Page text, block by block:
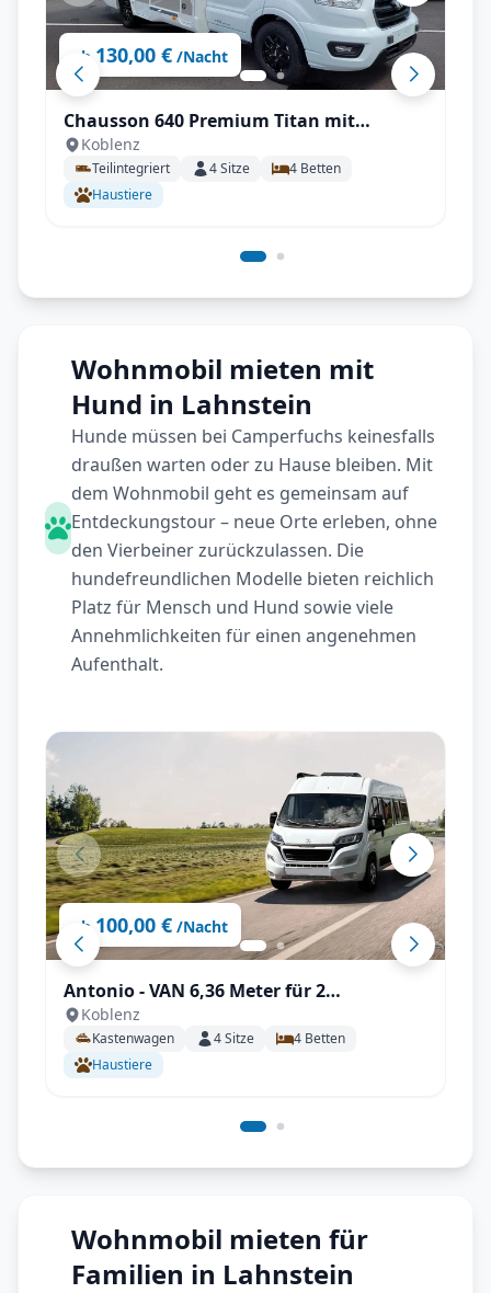
ab 130,00 € /Nacht
Chausson 640 Premium Titan mit
Vollausstattung, Automatik, SAT & Klima
ideal für 2 Personen
Koblenz
Teilintegriert 4Sitze 4 Betten
Haustiere
Wohnmobil mieten mit
Hund in Lahnstein
Hunde müssen bei Camperfuchs keinesfalls
draußen warten oder zu Hause bleiben. Mit
dem Wohnmobil geht es gemeinsam auf
Entdeckungstour – neue Orte erleben, ohne
den Vierbeiner zurückzulassen. Die
hundefreundlichen Modelle bieten reichlich
Platz für Mensch und Hund sowie viele
Annehmlichkeiten für einen angenehmen
Aufenthalt.
ab 100,00 € /Nacht
Antonio - VAN 6,36 Meter für 2
Erwachsene und 2 Kinder | Zubehör inkl.
Koblenz
Kastenwagen 4Sitze 4 Betten
Haustiere
Wohnmobil mieten für
Familien in Lahnstein